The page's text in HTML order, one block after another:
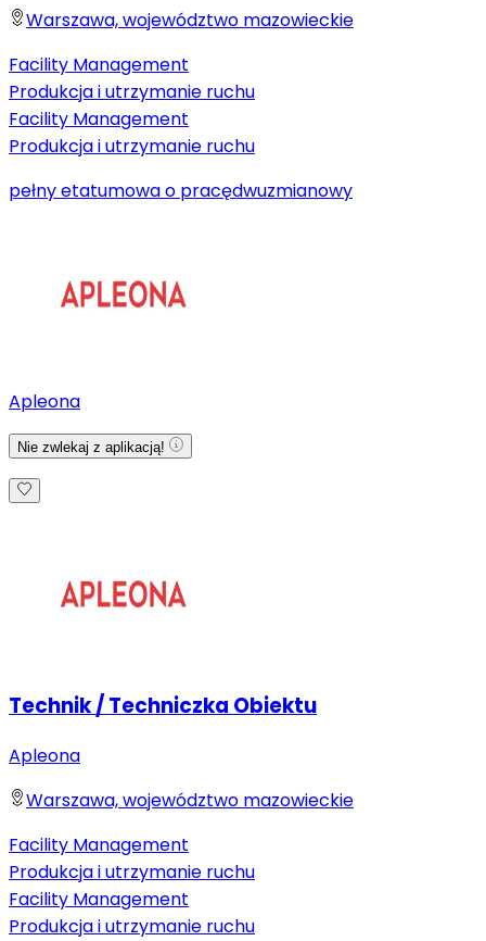
Warszawa, województwo mazowieckie
Facility Management
Produkcja i utrzymanie ruchu
Facility Management
Produkcja i utrzymanie ruchu
pełny etatumowa o pracędwuzmianowy
Apleona
Nie zwlekaj z aplikacją!
Technik / Techniczka Obiektu
Apleona
Warszawa, województwo mazowieckie
Facility Management
Produkcja i utrzymanie ruchu
Facility Management
Produkcja i utrzymanie ruchu